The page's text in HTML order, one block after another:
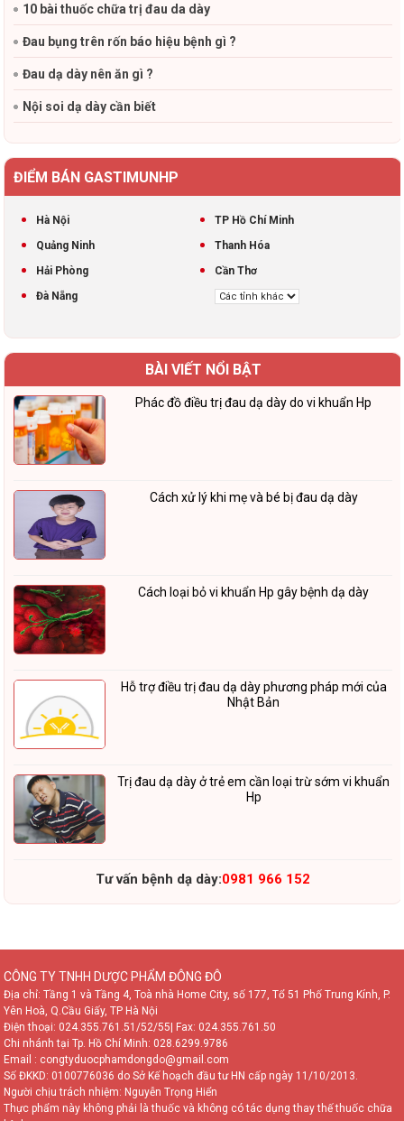
10 bài thuốc chữa trị đau da dày
Đau bụng trên rốn báo hiệu bệnh gì ?
Đau dạ dày nên ăn gì ?
Nội soi dạ dày cần biết
ĐIỂM BÁN GASTIMUNHP
Hà Nội
TP Hồ Chí Minh
Quảng Ninh
Thanh Hóa
Hải Phòng
Cần Thơ
Đà Nẵng
BÀI VIẾT NỔI BẬT
Phác đồ điều trị đau dạ dày do vi khuẩn Hp
Cách xử lý khi mẹ và bé bị đau dạ dày
Cách loại bỏ vi khuẩn Hp gây bệnh dạ dày
Hỗ trợ điều trị đau dạ dày phương pháp mới của
Nhật Bản
Trị đau dạ dày ở trẻ em cần loại trừ sớm vi khuẩn
Hp
Tư vấn bệnh dạ dày:0981 966 152
CÔNG TY TNHH DƯỢC PHẨM ĐÔNG ĐÔ
Địa chỉ: Tầng 1 và Tầng 4, Toà nhà Home City, số 177, Tổ 51 Phố Trung Kính, P.
Yên Hoà, Q.Cầu Giấy, TP Hà Nội
Điện thoại: 024.355.761.51/52/55
| Fax: 024.355.761.50
Chi nhánh tại Tp. Hồ Chí Minh: 028.6299.9786
Email : congtyduocphamdongdo@gmail.com
Số ĐKKD: 0100776036 do Sở Kế hoạch đầu tư HN cấp ngày 11/10/2013.
Người chịu trách nhiệm: Nguyễn Trọng Hiển
Thực phẩm này không phải là thuốc và không có tác dụng thay thế thuốc chữa